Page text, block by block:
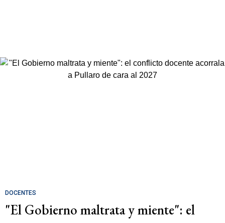
DOCENTES
"El Gobierno maltrata y miente": el